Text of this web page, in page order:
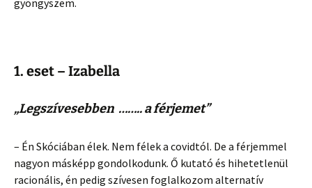
gyöngyszem.
1. eset – Izabella
„Legszívesebben …….. a férjemet”
– Én Skóciában élek. Nem félek a covidtól. De a férjemmel
nagyon másképp gondolkodunk. Ő kutató és hihetetlenül
racionális, én pedig szívesen foglalkozom alternatív